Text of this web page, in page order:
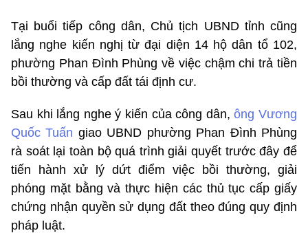
Tại buổi tiếp công dân, Chủ tịch UBND tỉnh cũng
lắng nghe kiến nghị từ đại diện 14 hộ dân tổ 102,
phường Phan Đình Phùng về việc chậm chi trả tiền
bồi thường và cấp đất tái định cư.
Sau khi lắng nghe ý kiến của công dân,ông Vương
Quốc Tuấn giao UBND phường Phan Đình Phùng
rà soát lại toàn bộ quá trình giải quyết trước đây để
tiến hành xử lý dứt điểm việc bồi thường, giải
phóng mặt bằng và thực hiện các thủ tục cấp giấy
chứng nhận quyền sử dụng đất theo đúng quy định
pháp luật.